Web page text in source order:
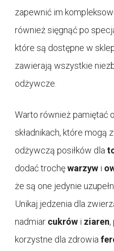
zapewnić im
również sięgnąć po
które są dostępne w
zawierają wszystkie
odżywcze.
Warto również pamiętać
składnikach, które mogą
odżywczą posiłków dla
dodać trochęwarzyw i
że są one jedynie
Unikaj jedzenia dla
nadmiar cukrów i ziaren,
korzystne dla zdrowia